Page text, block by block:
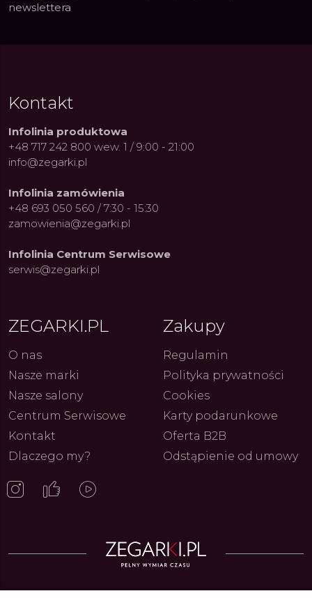
newslettera
Kontakt
Infolinia produktowa
+48 717 242 800 wew. 1 / 9:00 - 21:00
info@zegarki.pl
Infolinia zamówienia
+48 693 050 560 / 7:30 - 15:30
zamowienia@zegarki.pl
Infolinia Centrum Serwisowe
serwis@zegarki.pl
ZEGARKI.PL
O nas
Nasze marki
Nasze salony
Centrum Serwisowe
Kontakt
Dlaczego my?
Zakupy
Regulamin
Polityka prywatności
Cookies
Karty podarunkowe
Oferta B2B
Odstąpienie od umowy